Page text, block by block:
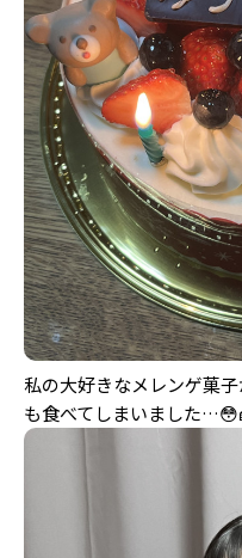
ST
新規会員登録
私の大好きなメレンゲ菓
も食べてしまいました